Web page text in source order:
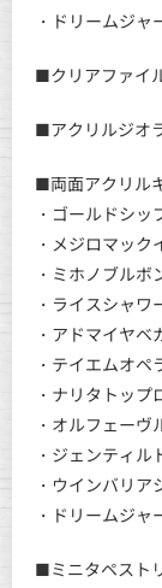
・ドリームジャ
■クリアファイ
■アクリルジオ
■両面アクリル
・ゴールドシ
・メジロマック
・ミホノブル
・ライスシャ
・アドマイヤ
・テイエムオペ
・ナリタトップ
・オルフェー
・ジェンティル
・ウインバリア
・ドリームジャ
■ミニタペスト